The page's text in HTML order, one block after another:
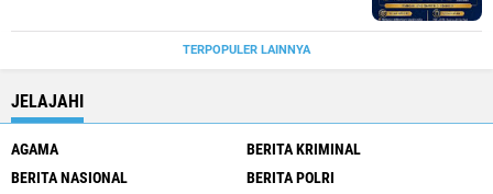
TERPOPULER LAINNYA
JELAJAHI
AGAMA
BERITA KRIMINAL
BERITA NASIONAL
BERITA POLRI